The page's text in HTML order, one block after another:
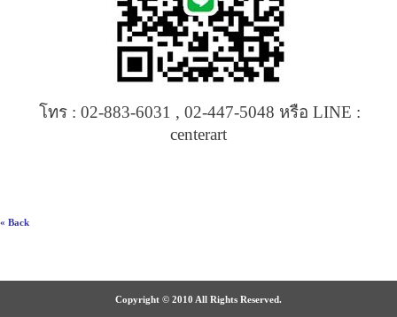
โทร : 02-883-6031 , 02-447-5048 หรือ LINE :
centerart
« Back
Copyright © 2010 All Rights Reserved.